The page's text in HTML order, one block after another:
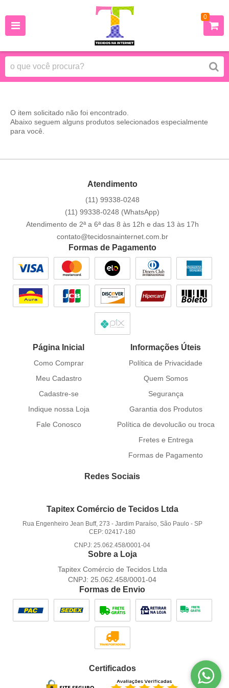
0
O item solicitado não foi encontrado.
Abaixo seguem alguns produtos selecionados especialmente
para você.
Atendimento
(11) 99338-0248
(11) 99338-0248 (WhatsApp)
Atendimento de 2ª a 6ª das 8 às 12h e das 13 às 17h
contato@tecidosnainternet.com.br
Formas de Pagamento
Página Inicial
Como Comprar
Meu Cadastro
Cadastre-se
Indique nossa Loja
Fale Conosco
Informações Úteis
Política de Privacidade
Quem Somos
Segurança
Garantia dos Produtos
Política de devolucão ou troca
Fretes e Entrega
Formas de Pagamento
Redes Sociais
Tapitex Comércio de Tecidos Ltda
Rua Engenheiro Jean Buff, 273 - Jardim Paraíso, São Paulo - SP
CEP: 02417-180
CNPJ: 25.062.458/0001-04
Sobre a Loja
Tapitex Comércio de Tecidos Ltda
CNPJ: 25.062.458/0001-04
Formas de Envio
Certificados